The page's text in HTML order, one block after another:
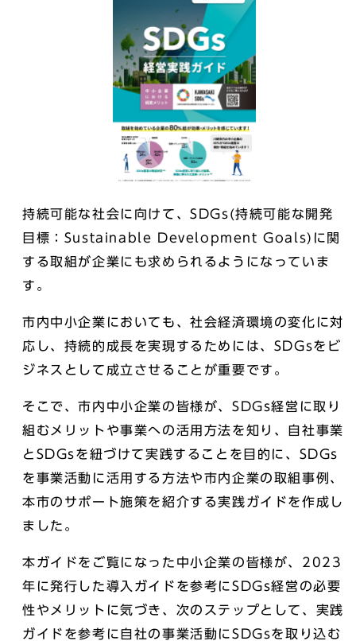
持続可能な社会に向けて、SDGs(持続可能な開発
目標：Sustainable Development Goals)に関
する取組が企業にも求められるようになっていま
す。
市内中小企業においても、社会経済環境の変化に対
応し、持続的成長を実現するためには、SDGsをビ
ジネスとして成立させることが重要です。
そこで、市内中小企業の皆様が、SDGs経営に取り
組むメリットや事業への活用方法を知り、自社事業
とSDGsを紐づけて実践することを目的に、SDGs
を事業活動に活用する方法や市内企業の取組事例、
本市のサポート施策を紹介する実践ガイドを作成し
ました。
本ガイドをご覧になった中小企業の皆様が、2023
年に発行した導入ガイドを参考にSDGs経営の必要
性やメリットに気づき、次のステップとして、実践
ガイドを参考に自社の事業活動にSDGsを取り込む